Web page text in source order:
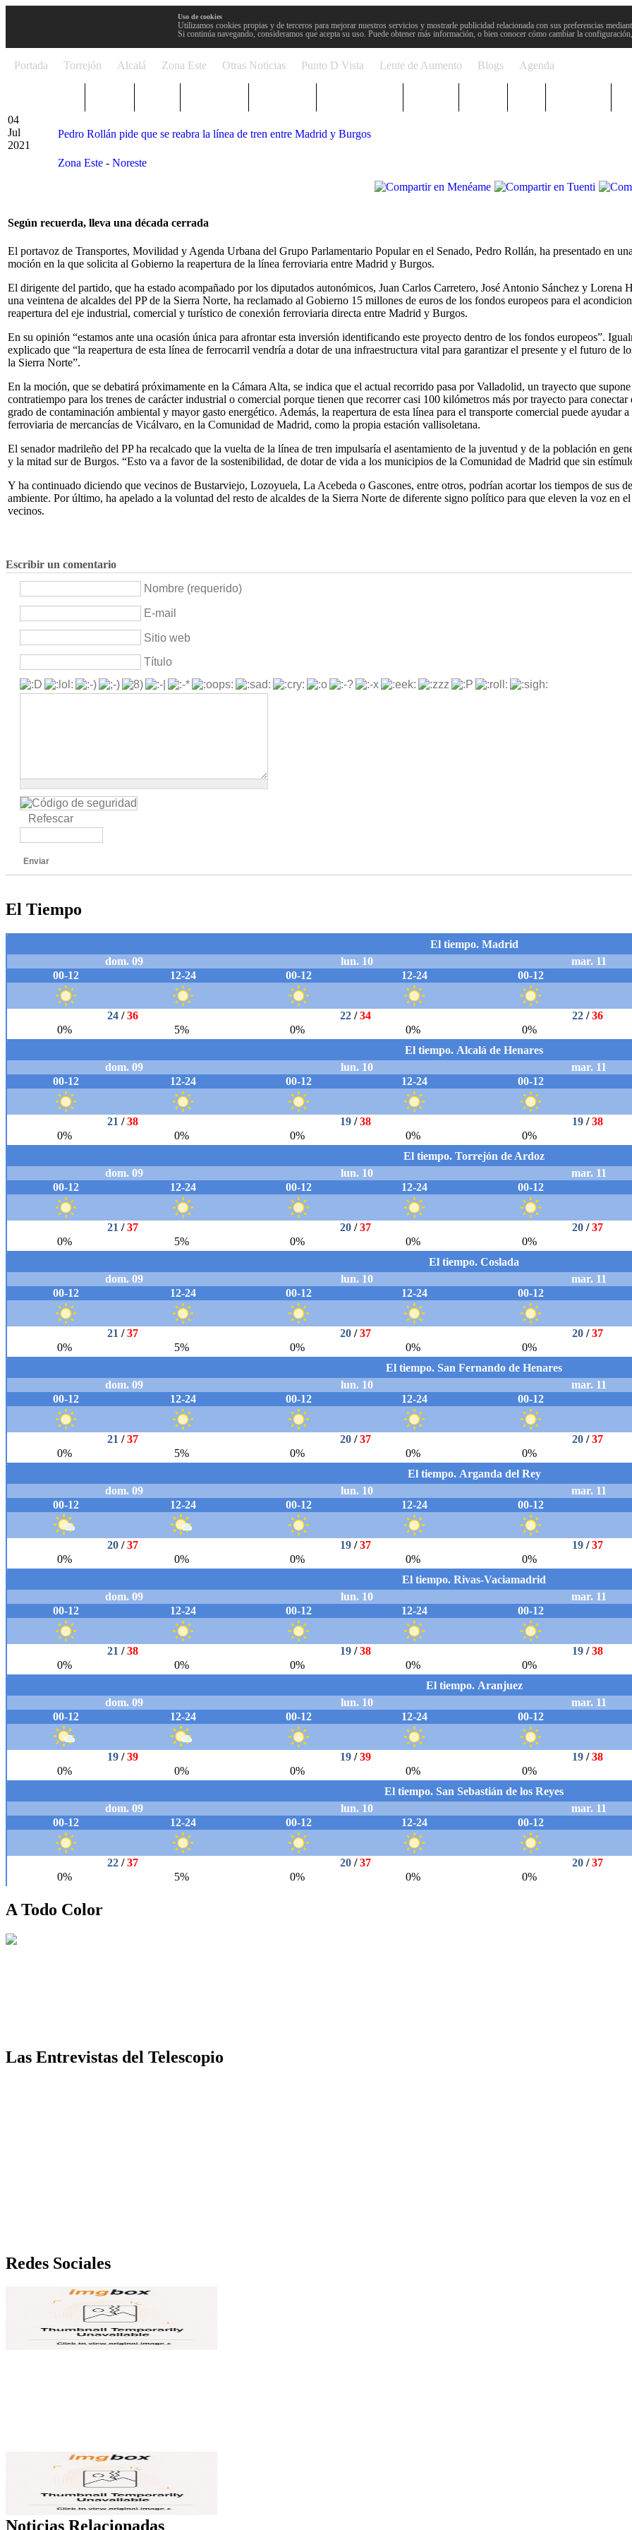
Uso de cookies
Utilizamos cookies propias y de terceros para mejorar nuestros servicios y mostrarle publicidad relacionada con sus preferencias
Si continúa navegando, consideramos que acepta su uso. Puede obtener más información, o bien conocer cómo cambiar la
Portada Torrejón Alcalá Zona Este Otras Noticias Punto D Vista Lente de Aumento Blogs Agenda
04
Jul
2021
Pedro Rollán pide que se reabra la línea de tren entre Madrid y Burgos
Zona Este - Noreste
Según recuerda, lleva una década cerrada
El portavoz de Transportes, Movilidad y Agenda Urbana del Grupo Parlamentario Popular en el Senado, Pedro Rollán, ha presentado en
moción en la que solicita al Gobierno la reapertura de la línea ferroviaria entre Madrid y Burgos.
El dirigente del partido, que ha estado acompañado por los diputados autonómicos, Juan Carlos Carretero, José Antonio Sánchez y Lorena
una veintena de alcaldes del PP de la Sierra Norte, ha reclamado al Gobierno 15 millones de euros de los fondos europeos para el
reapertura del eje industrial, comercial y turístico de conexión ferroviaria directa entre Madrid y Burgos.
En su opinión “estamos ante una ocasión única para afrontar esta inversión identificando este proyecto dentro de los fondos europeos”.
explicado que “la reapertura de esta línea de ferrocarril vendría a dotar de una infraestructura vital para garantizar el presente y el futuro de
la Sierra Norte”.
En la moción, que se debatirá próximamente en la Cámara Alta, se indica que el actual recorrido pasa por Valladolid, un trayecto que
contratiempo para los trenes de carácter industrial o comercial porque tienen que recorrer casi 100 kilómetros más por trayecto para
grado de contaminación ambiental y mayor gasto energético. Además, la reapertura de esta línea para el transporte comercial puede ayudar
ferroviaria de mercancías de Vicálvaro, en la Comunidad de Madrid, como la propia estación vallisoletana.
El senador madrileño del PP ha recalcado que la vuelta de la línea de tren impulsaría el asentamiento de la juventud y de la población en
y la mitad sur de Burgos. “Esto va a favor de la sostenibilidad, de dotar de vida a los municipios de la Comunidad de Madrid que sin
Y ha continuado diciendo que vecinos de Bustarviejo, Lozoyuela, La Acebeda o Gascones, entre otros, podrían acortar los tiempos de sus
ambiente. Por último, ha apelado a la voluntad del resto de alcaldes de la Sierra Norte de diferente signo político para que eleven la voz en
vecinos.
Escribir un comentario
Nombre (requerido)
E-mail
Sitio web
Título
Refescar
Enviar
El Tiempo
A Todo Color
Las Entrevistas del Telescopio
Redes Sociales
Noticias Relacionadas